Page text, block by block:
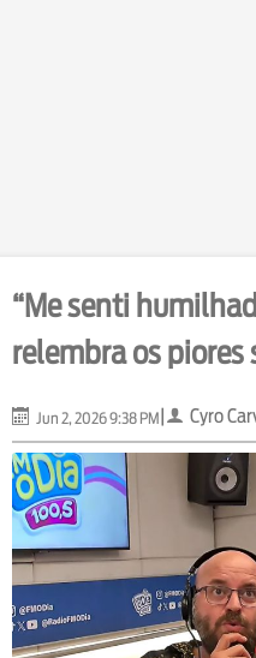
“Me senti
relembra os piores
Jun 2, 2026 9:38 PM| Cyro